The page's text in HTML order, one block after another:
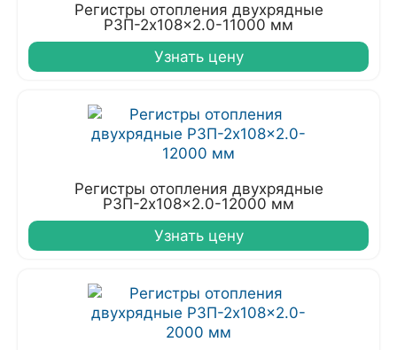
Регистры отопления двухрядные
РЗП-2x108x2.0-11000 мм
Узнать цену
Регистры отопления двухрядные
РЗП-2x108x2.0-12000 мм
Узнать цену